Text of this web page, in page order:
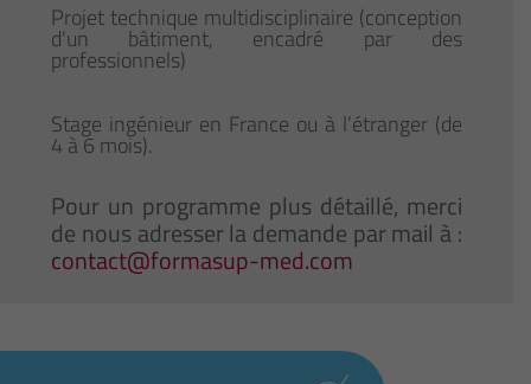
Projet technique multidisciplinaire (conception
d'un bâtiment, encadré par des
professionnels)
Stage ingénieur en France ou à l’étranger (de
4 à 6 mois).
Pour un programme plus détaillé, merci
de nous adresser la demande par mail à :
contact@formasup-med.com